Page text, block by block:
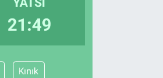
21:49
Kınık